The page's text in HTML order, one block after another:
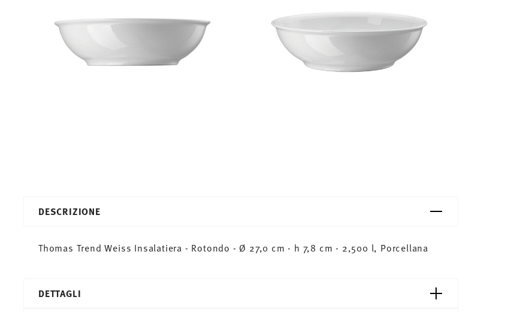
DESCRIZIONE
Thomas Trend Weiss Insalatiera - Rotondo - Ø 27,0 cm - h 7,8 cm - 2,500 l, Porcellana
DETTAGLI